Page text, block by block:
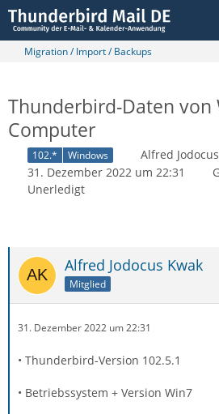
Migration / Import / Backups
Thunderbird-Daten von
Computer
102.* Windows
Alfred
31. Dezember 2022 um 22:31
Unerledigt
Alfred Jodocus Kwak
Mitglied
31. Dezember 2022 um 22:31
• Thunderbird-Version 102.5.1
• Betriebssystem + Version Win7